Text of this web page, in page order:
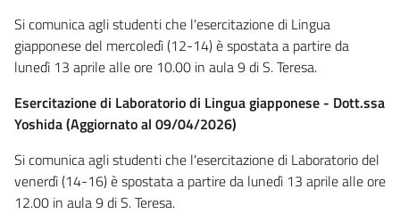
Si comunica agli studenti che l'esercitazione di Lingua
giapponese del mercoledì (12-14) è spostata a partire da
lunedì 13 aprile alle ore 10.00 in aula 9 di S. Teresa.
Esercitazione di Laboratorio di Lingua giapponese - Dott.ssa
Yoshida (Aggiornato al 09/04/2026)
Si comunica agli studenti che l'esercitazione di Laboratorio del
venerdì (14-16) è spostata a partire da lunedì 13 aprile alle ore
12.00 in aula 9 di S. Teresa.